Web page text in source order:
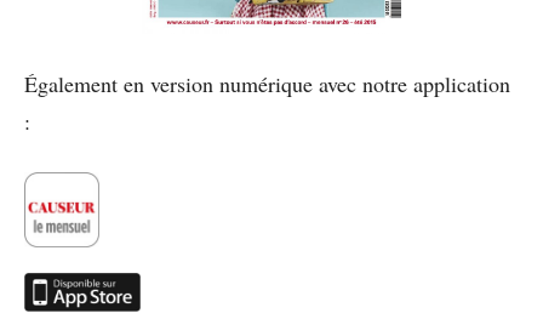
Également en version numérique avec notre application
: